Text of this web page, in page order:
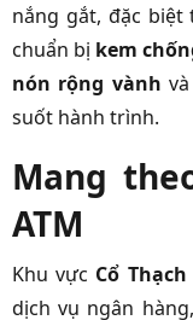
nắng gắt, đặc biệt
chuẩn bị kem
nón rộng vành và
suốt hành trình.
Mang
ATM
Khu vực Cổ
dịch vụ ngân